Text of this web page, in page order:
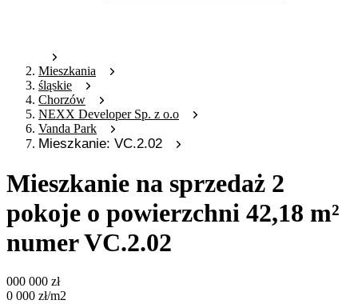
Mieszkania
śląskie
Chorzów
NEXX Developer Sp. z o.o
Vanda Park
Mieszkanie: VC.2.02
Mieszkanie na sprzedaż 2
pokoje o powierzchni 42,18 m²
numer VC.2.02
000 000 zł
0 000 zł/m2